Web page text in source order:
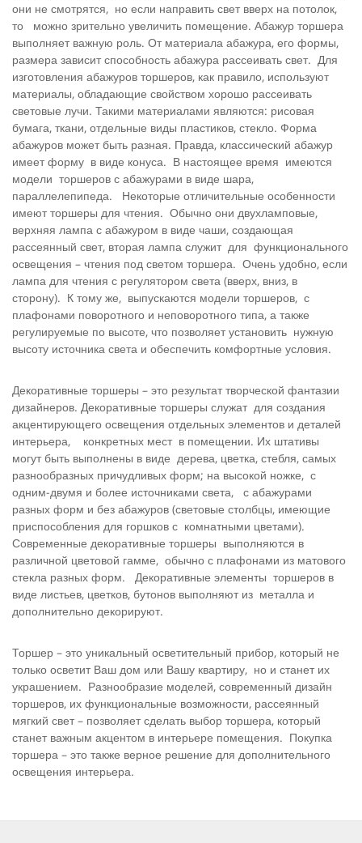
они не смотрятся, но если направить свет вверх на потолок,
то можно зрительно увеличить помещение. Абажур торшера
выполняет важную роль. От материала абажура, его формы,
размера зависит способность абажура рассеивать свет. Для
изготовления абажуров торшеров, как правило, используют
материалы, обладающие свойством хорошо рассеивать
световые лучи. Такими материалами являются: рисовая
бумага, ткани, отдельные виды пластиков, стекло. Форма
абажуров может быть разная. Правда, классический абажур
имеет форму в виде конуса. В настоящее время имеются
модели торшеров с абажурами в виде шара,
параллелепипеда. Некоторые отличительные особенности
имеют торшеры для чтения. Обычно они двухламповые,
верхняя лампа с абажуром в виде чаши, создающая
рассеянный свет, вторая лампа служит для функционального
освещения – чтения под светом торшера. Очень удобно, если
лампа для чтения с регулятором света (вверх, вниз, в
сторону). К тому же, выпускаются модели торшеров, с
плафонами поворотного и неповоротного типа, а также
регулируемые по высоте, что позволяет установить нужную
высоту источника света и обеспечить комфортные условия.
Декоративные торшеры – это результат творческой фантазии
дизайнеров. Декоративные торшеры служат для создания
акцентирующего освещения отдельных элементов и деталей
интерьера, конкретных мест в помещении. Их штативы
могут быть выполнены в виде дерева, цветка, стебля, самых
разнообразных причудливых форм; на высокой ножке, с
одним-двумя и более источниками света, с абажурами
разных форм и без абажуров (световые столбцы, имеющие
приспособления для горшков с комнатными цветами).
Современные декоративные торшеры выполняются в
различной цветовой гамме, обычно с плафонами из матового
стекла разных форм. Декоративные элементы торшеров в
виде листьев, цветков, бутонов выполняют из металла и
дополнительно декорируют.
Торшер – это уникальный осветительный прибор, который не
только осветит Ваш дом или Вашу квартиру, но и станет их
украшением. Разнообразие моделей, современный дизайн
торшеров, их функциональные возможности, рассеянный
мягкий свет – позволяет сделать выбор торшера, который
станет важным акцентом в интерьере помещения. Покупка
торшера – это также верное решение для дополнительного
освещения интерьера.